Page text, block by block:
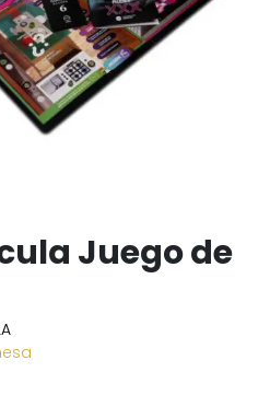
Juego de